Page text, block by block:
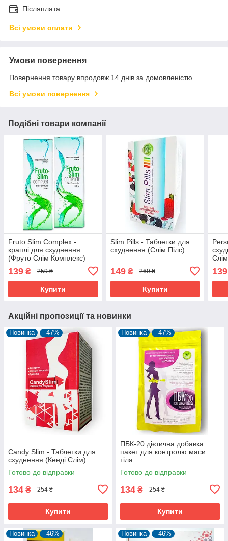
Післяплата
Всі умови оплати
Умови повернення
Повернення товару впродовж 14 днів за домовленістю
Всі умови повернення
Подібні товари компанії
Fruto Slim Complex -
краплі для схуднення
(Фруто Слім Комплекс)
139 ₴ 259 ₴
Купити
Slim Pills - Таблетки для
схуднення (Слім Пілс)
149₴ 269 ₴
Купити
139
Акційні пропозиції та новинки
Новинка –47%
Candy Slim - Таблетки для
схуднення (Кенді Слім)
Готово до відправки
134 ₴ 254 ₴
Купити
Новинка –47%
ПБК-20 дієтична добавка
пакет для контролю маси
тіла
Готово до відправки
134 ₴ 254 ₴
Купити
Новинка –46% Новинка –46%